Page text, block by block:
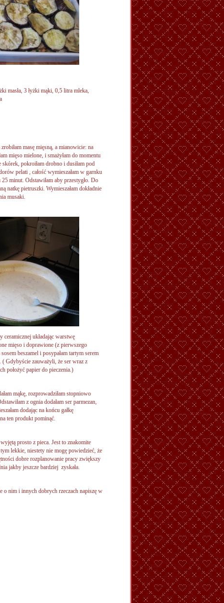
masła, 3 łyżki mąki, 0,5 litra mleka,
masę mięsną, a mianowicie: na
mięso mielone, i smażyłam do momentu
pokroiłam drobno i dusiłam pod
pelati , całość wymieszałam w garnku
minut. Odstawiłam aby przestygło. Do
natkę pietruszki. Wymieszałam dokładnie
musaki.
ceramicznej układając warstwę
mięso i doprawione (z pierwszego
sosem beszamel i posypałam tartym serem
( Gdybyście zauważyli, że ser wraz z
położyć papier do pieczenia.)
mąkę, rozprowadziłam stopniowo
z ognia dodałam ser parmezan,
dodając na końcu gałkę
ten produkt pominąć.
prosto z pieca. Jest to znakomite
lekkie, niestety nie mogę powiedzieć, że
dobre rozplanowanie pracy zwiększy
jakby jeszcze bardziej zyskała.
o nim i innych dobrych rzeczach napiszę w